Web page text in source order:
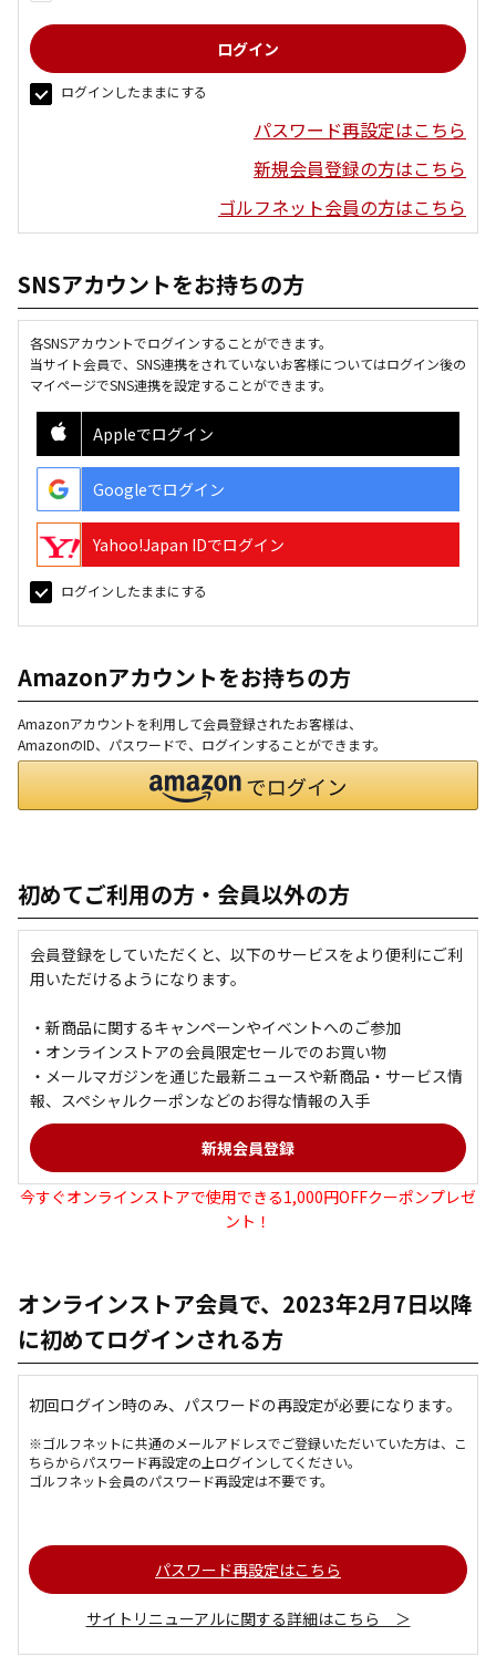
ログインしたままにする
パスワード再設定はこちら
新規会員登録の方はこちら
ゴルフネット会員の方はこちら
SNSアカウントをお持ちの方
各SNSアカウントでログインすることができます。
当サイト会員で、SNS連携をされていないお客様についてはログイン後の
マイページでSNS連携を設定することができます。
Appleでログイン
Googleでログイン
Yahoo!Japan IDでログイン
ログインしたままにする
Amazonアカウントをお持ちの方
Amazonアカウントを利用して会員登録されたお客様は、
AmazonのID、パスワードで、ログインすることができます。
初めてご利用の方・会員以外の方
会員登録をしていただくと、以下のサービスをより便利にご利
用いただけるようになります。
・新商品に関するキャンペーンやイベントへのご参加
・オンラインストアの会員限定セールでのお買い物
・メールマガジンを通じた最新ニュースや新商品・サービス情
報、スペシャルクーポンなどのお得な情報の入手
今すぐオンラインストアで使用できる1,000円OFFクーポンプレゼ
ント！
オンラインストア会員で、2023年2月7日以降
に初めてログインされる方
初回ログイン時のみ、パスワードの再設定が必要になります。
※ゴルフネットに共通のメールアドレスでご登録いただいていた方は、こ
ちらからパスワード再設定の上ログインしてください。
ゴルフネット会員のパスワード再設定は不要です。
パスワード再設定はこちら
サイトリニューアルに関する詳細はこちら ＞